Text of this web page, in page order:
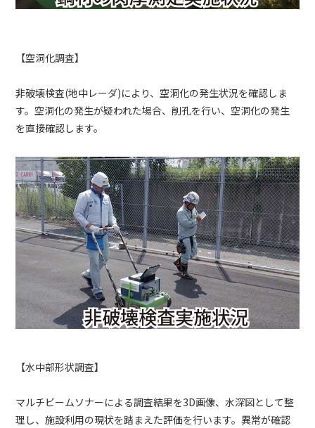
【空洞化調査】
非破壊検査(地中レーダ)により、空洞化の発生状況を確認しま
す。空洞化の発生が疑われた場合、削孔を行い、空洞化の発生
を直接確認します。
【水中部形状調査】
マルチビームソナーによる調査結果を3D画像、水深図として整
理し、施設利用の現状を踏まえた評価を行います。異常が確認